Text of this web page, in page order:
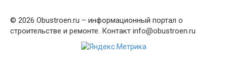
© 2026 Obustroen.ru – информационный портал о
строительстве и ремонте. Контакт info@obustroen.ru